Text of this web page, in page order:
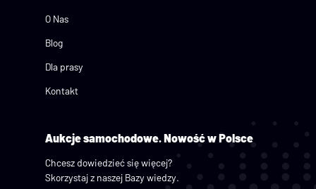
O Nas
Blog
Dla prasy
Kontakt
Aukcje samochodowe.Nowość w Polsce
Chcesz dowiedzieć się więcej?
Skorzystaj z naszej Bazy wiedzy.